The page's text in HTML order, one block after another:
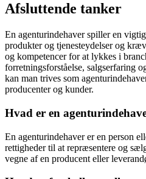
Afsluttende tanker
En agenturindehaver spiller en
produkter og tjenesteydelser og
og kompetencer for at lykkes i
forretningsforståelse, salgserfaring
kan man trives som
producenter og kunder.
Hvad er en
En agenturindehaver er en person
rettigheder til at repræsentere og
vegne af en producent eller